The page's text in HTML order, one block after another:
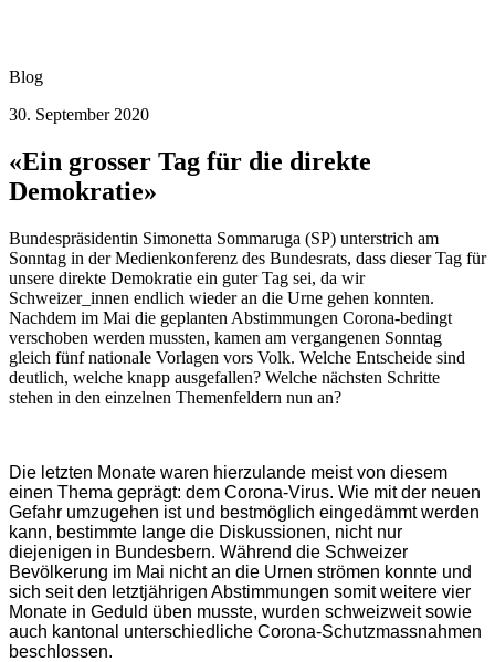
Blog
30. September 2020
«Ein grosser Tag für die direkte
Demokratie»
Bundespräsidentin Simonetta Sommaruga (SP) unterstrich am
Sonntag in der Medienkonferenz des Bundesrats, dass dieser Tag für
unsere direkte Demokratie ein guter Tag sei, da wir
Schweizer_innen endlich wieder an die Urne gehen konnten.
Nachdem im Mai die geplanten Abstimmungen Corona-bedingt
verschoben werden mussten, kamen am vergangenen Sonntag
gleich fünf nationale Vorlagen vors Volk. Welche Entscheide sind
deutlich, welche knapp ausgefallen? Welche nächsten Schritte
stehen in den einzelnen Themenfeldern nun an?
Die letzten Monate waren hierzulande meist von diesem
einen Thema geprägt: dem Corona-Virus. Wie mit der neuen
Gefahr umzugehen ist und bestmöglich eingedämmt werden
kann, bestimmte lange die Diskussionen, nicht nur
diejenigen in Bundesbern. Während die Schweizer
Bevölkerung im Mai nicht an die Urnen strömen konnte und
sich seit den letztjährigen Abstimmungen somit weitere vier
Monate in Geduld üben musste, wurden schweizweit sowie
auch kantonal unterschiedliche Corona-Schutzmassnahmen
beschlossen.